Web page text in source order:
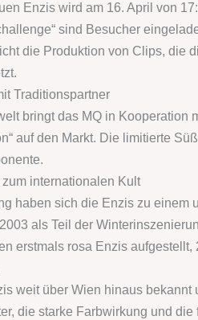
Enzis wird am 16. April von
sind Besucher
die Produktion von Clips, die
Traditionspartner
bringt das MQ in Kooperation
auf den Markt. Die limitierte
internationalen Kult
haben sich die Enzis zu einem
als Teil der
erstmals rosa Enzis
weit über Wien hinaus
die starke Farbwirkung und